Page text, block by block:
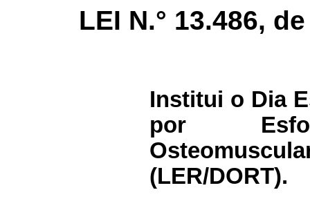
LEI N.° 13.486,
Institui o Dia
por
(LER/DORT).